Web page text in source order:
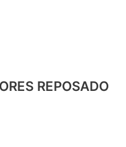
REPOSADO